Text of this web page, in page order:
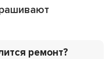
ремонт?